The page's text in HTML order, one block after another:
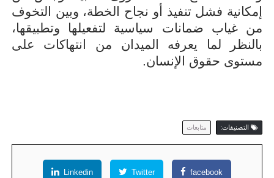
إمكانية فشل تنفيذ أو نجاح الخطة، وبين التخوف
من غياب ضمانات سياسية لتفعيلها وتطبيقها،
بالنظر لما يعرفه الميدان من انتهاكات على
مستوى حقوق الإنسان.
التصنيفات: متابعات
facebook
Twitter
Linkedin